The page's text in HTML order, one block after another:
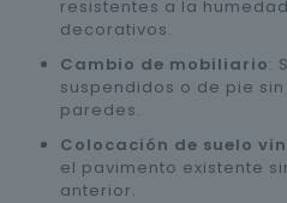
resistentes a la
decorativos.
Cambio de mobiliario:
suspendidos o de pie
paredes.
Colocación de suelo
el pavimento existente
anterior.